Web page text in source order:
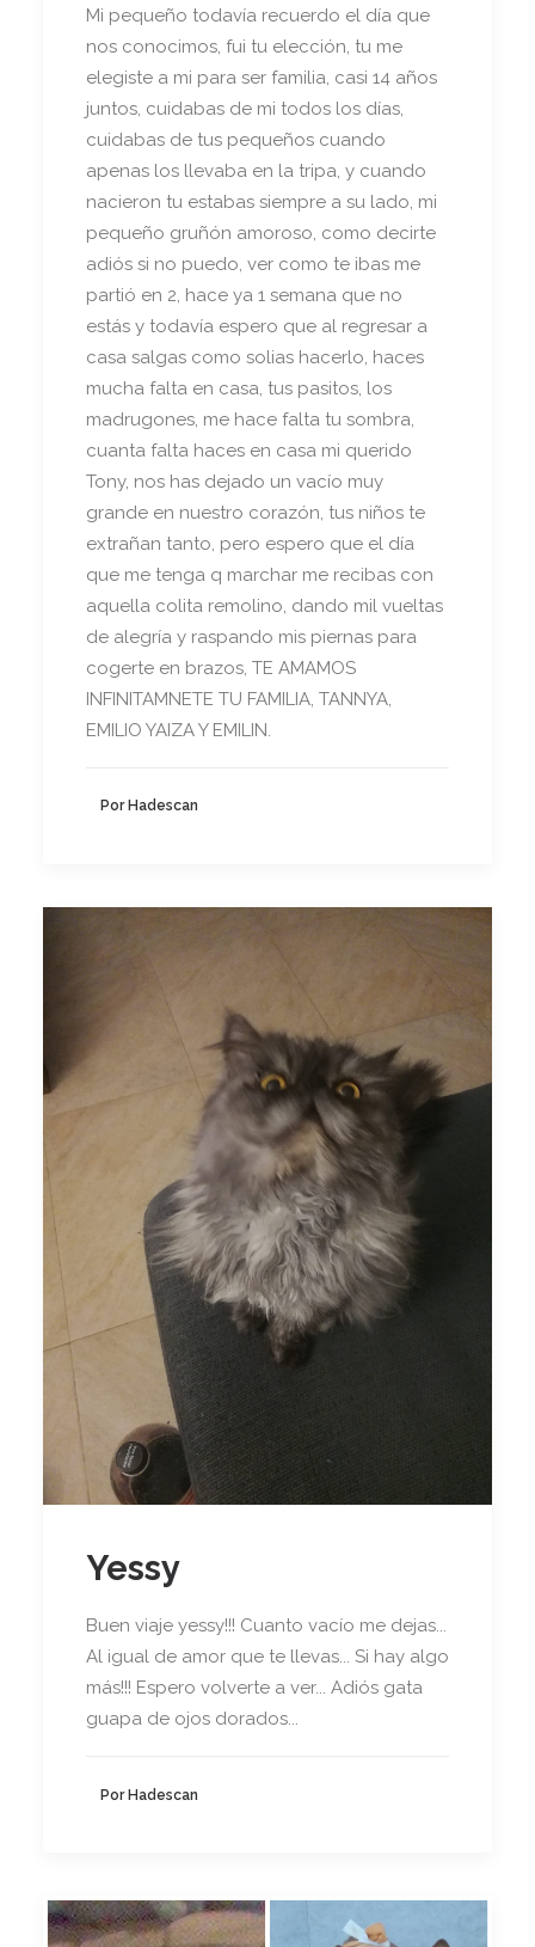
Mi pequeño todavía recuerdo el día que
nos conocimos, fui tu elección, tu me
elegiste a mi para ser familia, casi 14 años
juntos, cuidabas de mi todos los días,
cuidabas de tus pequeños cuando
apenas los llevaba en la tripa, y cuando
nacieron tu estabas siempre a su lado, mi
pequeño gruñón amoroso, como decirte
adiós si no puedo, ver como te ibas me
partió en 2, hace ya 1 semana que no
estás y todavía espero que al regresar a
casa salgas como solias hacerlo, haces
mucha falta en casa, tus pasitos, los
madrugones, me hace falta tu sombra,
cuanta falta haces en casa mi querido
Tony, nos has dejado un vacío muy
grande en nuestro corazón, tus niños te
extrañan tanto, pero espero que el día
que me tenga q marchar me recibas con
aquella colita remolino, dando mil vueltas
de alegría y raspando mis piernas para
cogerte en brazos, TE AMAMOS
INFINITAMNETE TU FAMILIA, TANNYA,
EMILIO YAIZA Y EMILIN.
Por Hadescan
Yessy
Buen viaje yessy!!! Cuanto vacío me dejas...
Al igual de amor que te llevas... Si hay algo
más!!! Espero volverte a ver... Adiós gata
guapa de ojos dorados...
Por Hadescan